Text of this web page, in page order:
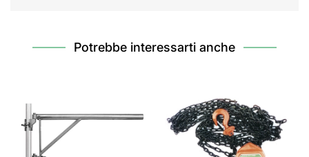
Potrebbe interessarti anche